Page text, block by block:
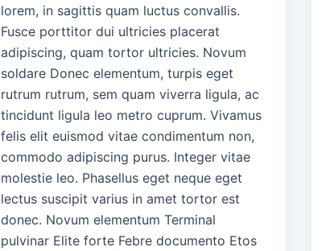
lorem, in sagittis quam luctus convallis.
Fusce porttitor dui ultricies placerat
adipiscing, quam tortor ultricies. Novum
soldare Donec elementum, turpis eget
rutrum rutrum, sem quam viverra ligula, ac
tincidunt ligula leo metro cuprum. Vivamus
felis elit euismod vitae condimentum non,
commodo adipiscing purus. Integer vitae
molestie leo. Phasellus eget neque eget
lectus suscipit varius in amet tortor est
donec. Novum elementum Terminal
pulvinar Elite forte Febre documento Etos